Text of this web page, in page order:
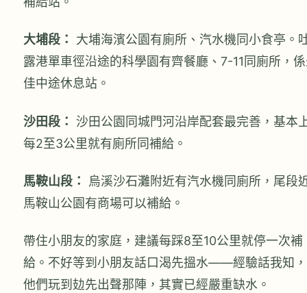
大埔段：
大埔海濱公園有廁所、汽水機同小食亭。
露港單車徑沿途的科學園有齊餐廳、7-11同廁所，
佳中途休息站。
沙田段：
沙田公園同城門河沿岸配套最完善，基本
每2至3公里就有廁所同補給。
馬鞍山段：
烏溪沙石灘附近有汽水機同廁所，尾段
馬鞍山公園有商場可以補給。
帶住小朋友的家庭，建議每踩8至10公里就停一次補
給。不好等到小朋友話口渴先搵水——經驗話我知，
他們玩到攰先出聲那陣，其實已經嚴重缺水。